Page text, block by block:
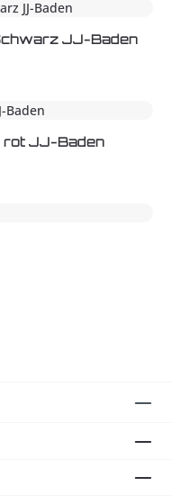
JJ-Baden
rot JJ-Baden